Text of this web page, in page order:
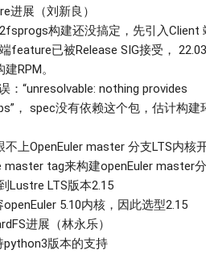
进展（刘新良）
构建还没搞定，先引入Client
feature已被Release SIG接受，
RPM。
：“unresolvable: nothing provides
， spec没有依赖这个包，估计构建
上OpenEuler master 分支LTS内核
tag来构建openEuler master分
Lustre LTS版本2.15
5.10内核，因此选型2.15
进展（林永乐）
python3版本的支持